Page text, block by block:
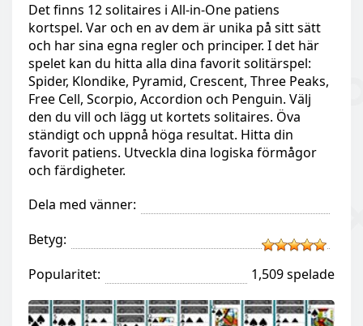
Det finns 12 solitaires i All-in-One patiens
kortspel. Var och en av dem är unika på sitt sätt
och har sina egna regler och principer. I det här
spelet kan du hitta alla dina favorit solitärspel:
Spider, Klondike, Pyramid, Crescent, Three Peaks,
Free Cell, Scorpio, Accordion och Penguin. Välj
den du vill och lägg ut kortets solitaires. Öva
ständigt och uppnå höga resultat. Hitta din
favorit patiens. Utveckla dina logiska förmågor
och färdigheter.
Dela med vänner:
Betyg:
Popularitet:
1,509 spelade